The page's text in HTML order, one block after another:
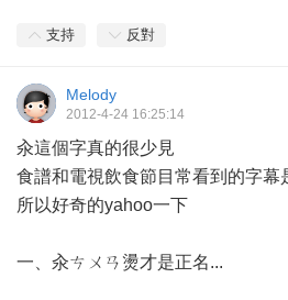
支持 反對
Melody
2012-4-24 16:25:14
汆這個字真的很少見
食譜和電視飲食節目常看到的字幕
所以好奇的yahoo一下
一、汆ㄘㄨㄢ燙才是正名...